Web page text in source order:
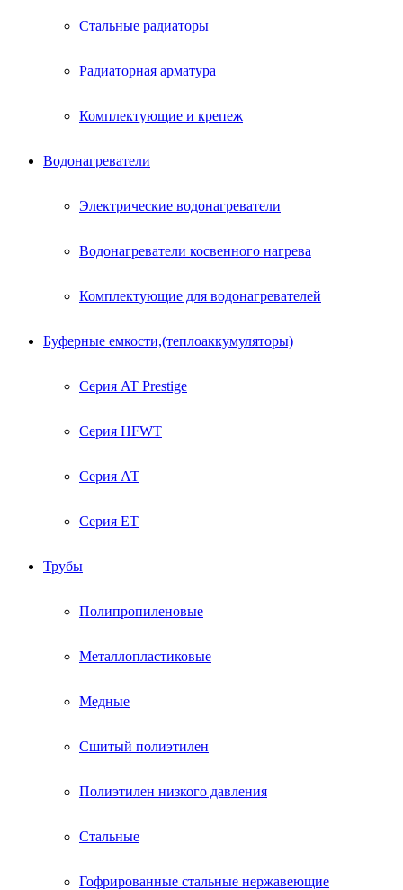
Стальные радиаторы
Радиаторная арматура
Комплектующие и крепеж
Водонагреватели
Электрические водонагреватели
Водонагреватели косвенного нагрева
Комплектующие для водонагревателей
Буферные емкости,(теплоаккумуляторы)
Серия AT Prestige
Серия HFWT
Серия АТ
Серия ЕТ
Трубы
Полипропиленовые
Металлопластиковые
Медные
Сшитый полиэтилен
Полиэтилен низкого давления
Стальные
Гофрированные стальные нержавеющие